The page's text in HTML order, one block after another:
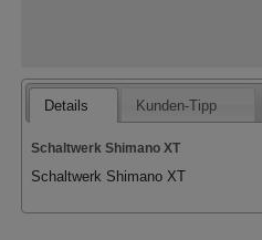
Details Kunden-Tipp
Schaltwerk Shimano XT
Schaltwerk Shimano XT